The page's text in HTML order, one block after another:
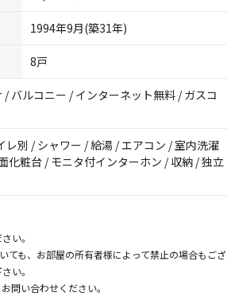
1994年9月(築31年)
8戸
バルコニー / インターネット無料 / ガスコ
別 / シャワー / 給湯 / エアコン / 室内洗濯
化粧台 / モニタ付インターホン / 収納 / 独立
い。
ても、お部屋の所有者様によって禁止の場合もござ
い。
問い合わせください。